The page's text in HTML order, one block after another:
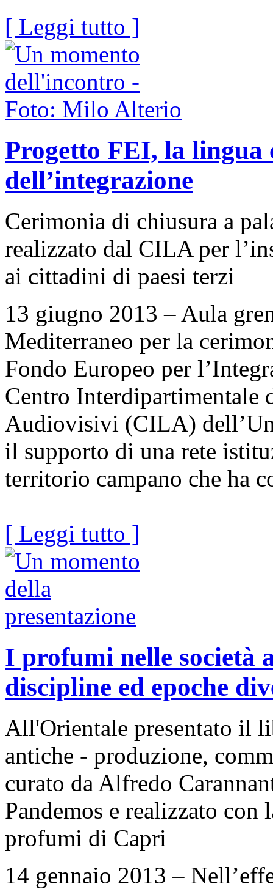
[ Leggi tutto ]
Progetto FEI, la lingua
dell’integrazione
Cerimonia di chiusura a
realizzato dal CILA per
ai cittadini di paesi terzi
13 giugno 2013 – Aula
Mediterraneo per la
Fondo Europeo per
Centro
Audiovisivi (CILA)
il supporto di una rete
territorio campano che ha
[ Leggi tutto ]
I profumi nelle società
discipline ed epoche
All'Orientale presentato il
antiche - produzione,
curato da Alfredo
Pandemos e realizzato
profumi di Capri
14 gennaio 2013 –